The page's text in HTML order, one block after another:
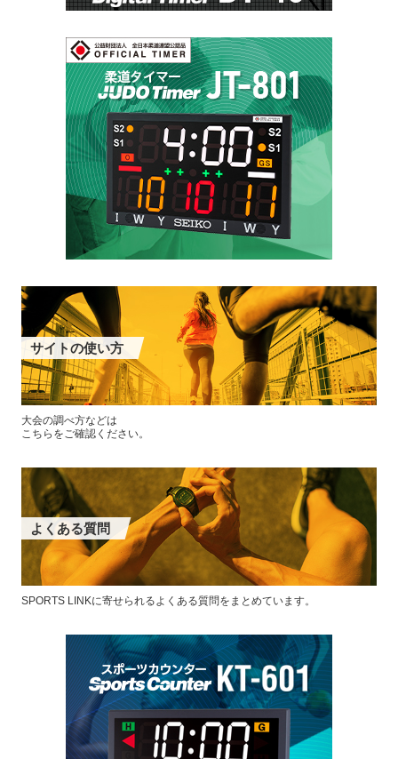
サイトの使い方
大会の調べ方などは
こちらをご確認ください。
よくある質問
SPORTS LINKに寄せられるよくある質問をまとめています。